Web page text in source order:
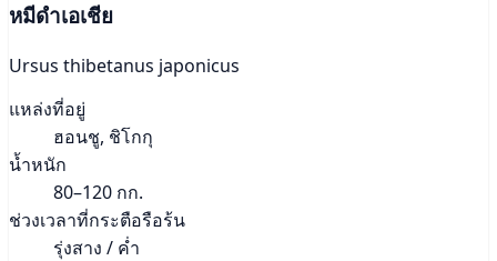
หมีดำเอเชีย
Ursus thibetanus japonicus
แหล่งที่อยู่
ฮอนชู, ชิโกกุ
น้ำหนัก
80–120 กก.
ช่วงเวลาที่กระตือรือร้น
รุ่งสาง / ค่ำ